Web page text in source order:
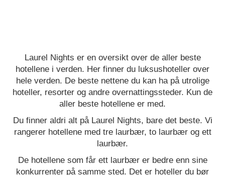
Laurel Nights er en oversikt over de aller beste
hotellene i verden. Her finner du luksushoteller over
hele verden. De beste nettene du kan ha på utrolige
hoteller, resorter og andre overnattingssteder. Kun de
aller beste hotellene er med.
Du finner aldri alt på Laurel Nights, bare det beste. Vi
rangerer hotellene med tre laurbær, to laurbær og ett
laurbær.
De hotellene som får ett laurbær er bedre enn sine
konkurrenter på samme sted. Det er hoteller du bør